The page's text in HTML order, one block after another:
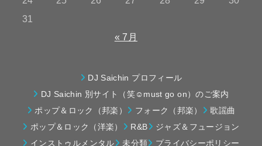
31
« 7月
DJ Saichin プロフィール
DJ Saichin 別サイト（笑☺must go on）のご案内
ポップ＆ロック（邦楽）
フォーク（邦楽）
歌謡曲
ポップ＆ロック（洋楽）
R&B
ジャズ＆フュージョン
インストゥルメンタル
未分類 プライバシーポリシー